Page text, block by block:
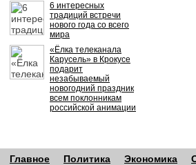
6 интересных
традиций встречи
нового года со всего
мира
«Ёлка телеканала
Карусель» в Крокусе
подарит
незабываемый
новогодний праздник
всем поклонникам
российской анимации
Главное Политика Экономика